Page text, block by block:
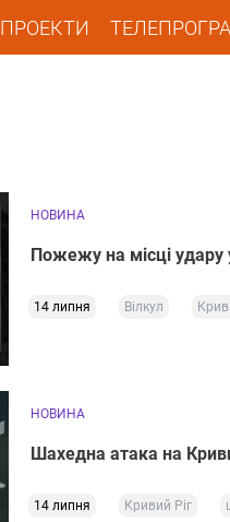
ПРОЕКТИ
НОВИНА
Пожежу на місці удару
14 липня Вілкул
НОВИНА
Шахедна атака на
14 липня Кривий Ріг